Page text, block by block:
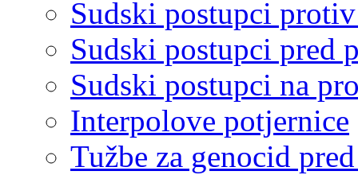
Sudski postupci
Sudski postupci pred
Sudski postupci na
Interpolove potjernice
Tužbe za genocid